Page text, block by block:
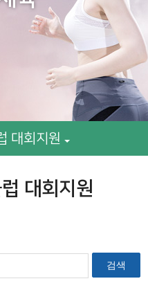
대회지원
대회지원
검색